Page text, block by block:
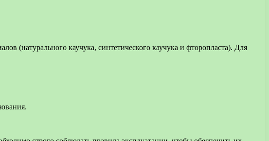
(натурального каучука, синтетического каучука и фторопласта). Для